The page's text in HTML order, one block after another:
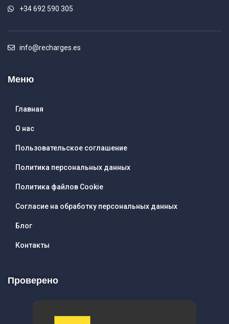
+34 692 590 305
info@recharges.es
Меню
Главная
О нас
Пользовательское соглашение
Политика персональных данных
Политика файлов Cookie
Согласие на обработку персональных данных
Блог
Контакты
Проверено